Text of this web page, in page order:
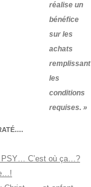
réalise un
bénéfice
sur les
achats
remplissant
les
conditions
requises. »
PSY… C’est où ça…?